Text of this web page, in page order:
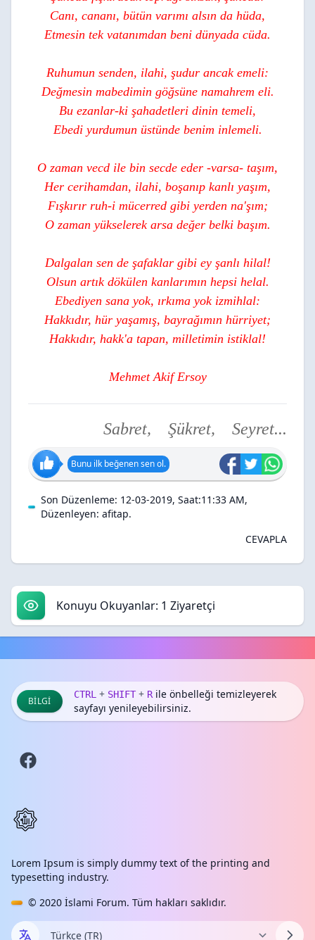
Canı, cananı, bütün varımı alsın da hüda,
Etmesin tek vatanımdan beni dünyada cüda.
Ruhumun senden, ilahi, şudur ancak emeli:
Değmesin mabedimin göğsüne namahrem eli.
Bu ezanlar-ki şahadetleri dinin temeli,
Ebedi yurdumun üstünde benim inlemeli.
O zaman vecd ile bin secde eder -varsa- taşım,
Her cerihamdan, ilahi, boşanıp kanlı yaşım,
Fışkırır ruh-i mücerred gibi yerden na'şım;
O zaman yükselerek arsa değer belki başım.
Dalgalan sen de şafaklar gibi ey şanlı hilal!
Olsun artık dökülen kanlarımın hepsi helal.
Ebediyen sana yok, ırkıma yok izmihlal:
Hakkıdır, hür yaşamış, bayrağımın hürriyet;
Hakkıdır, hakk'a tapan, milletimin istiklal!
Mehmet Akif Ersoy
Sabret, Şükret, Seyret...
Bunu ilk beğenen sen ol.
Son Düzenleme: 12-03-2019, Saat:11:33 AM,
Düzenleyen: afitap.
CEVAPLA
Konuyu Okuyanlar: 1 Ziyaretçi
BILGI
CTRL + SHIFT + Rile önbelleği temizleyerek
sayfayı yenileyebilirsiniz.
Lorem Ipsum is simply dummy text of the printing and
typesetting industry.
© 2020 İslami Forum. Tüm hakları saklıdır.